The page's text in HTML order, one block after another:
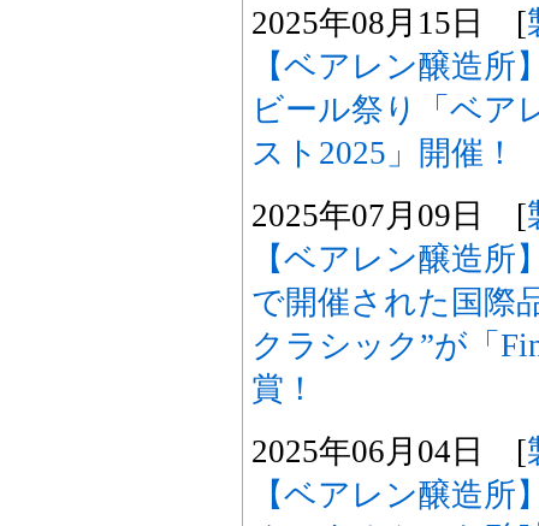
2025年08月15日 [
【ベアレン醸造所
ビール祭り「ベア
スト2025」開催！
2025年07月09日 [
【ベアレン醸造
で開催された国際
クラシック”が「
賞！
2025年06月04日 [
【ベアレン醸造所